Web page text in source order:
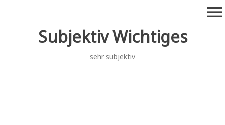
Subjektiv Wichtiges
sehr subjektiv
menu